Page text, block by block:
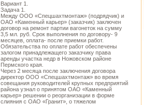
Вариант 1.
Задача 1.
Между ООО «Спецшахтмонтаж» (подрядчик) и
ОАО «Каменный карьер» (заказчик) заключен
договор на ремонт партии вагонеток на сумму
3,5 мл. руб. Срок выполнения по договору- 9
месяцев, оплата- после приемки работ.
Обязательства по оплате работ обеспечены
залогом принадлежащего заказчику права
аренды участка недр в Ножовском районе
Пермского края.
Через 2 месяца после заключения договора
директор ООО «Спецшахтмонтаж» во время
совещания руководителей крупных предприятий
района узнал о принятом ОАО «Каменный
карьер» решении о реорганизации в форме
слияния с ОАО «Гранит», о тяжелом